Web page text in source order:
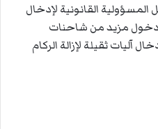
القانونية لإدخال
دخول مزيد من شاحنات
آليات ثقيلة لإزالة الركام